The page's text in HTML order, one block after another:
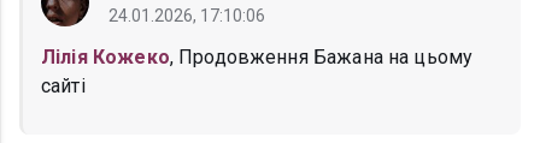
24.01.2026, 17:10:06
Лілія Кожеко, Продовження Бажана на цьому
сайті